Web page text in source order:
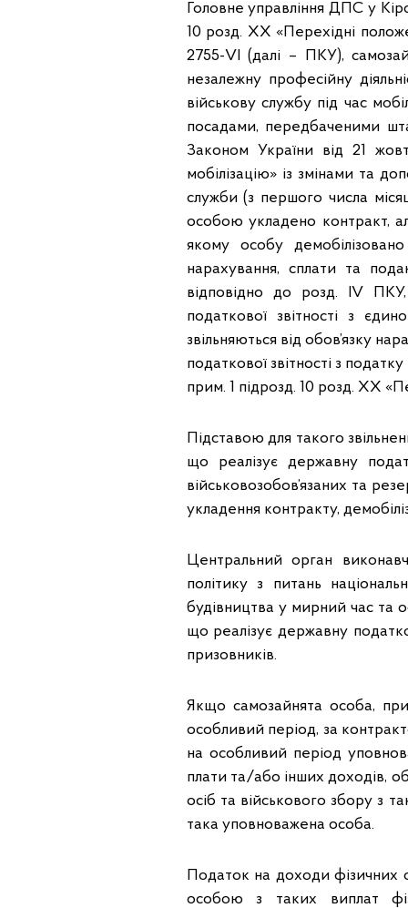
Головне управління ДПС у
10 розд. ХХ «Перехідні
2755-VI (далі – ПКУ),
незалежну професійну
військову службу під час
посадами, передбаченими
Законом України від 21
мобілізацію» із змінами та
служби (з першого числа
особою укладено контракт,
якому особу
нарахування, сплати та
відповідно до розд. IV ПКУ,
податкової звітності з
звільняються від обов’язку
податкової звітності з
прим. 1 підрозд. 10 розд. ХХ
Підставою для такого
що реалізує державну
військовозобов’язаних та
укладення контракту,
Центральний орган
політику з питань
будівництва у мирний час та
що реалізує державну
призовників.
Якщо самозайнята особа,
особливий період, за
на особливий період
плати та/або інших доходів,
осіб та військового збору з
така уповноважена особа.
Податок на доходи фізичних
особою з таких виплат